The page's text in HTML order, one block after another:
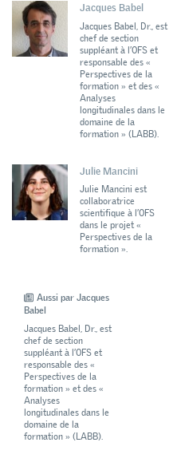
Jacques Babel
Jacques Babel, Dr., est
chef de section
suppléant à l’OFS et
responsable des «
Perspectives de la
formation » et des «
Analyses
longitudinales dans le
domaine de la
formation » (LABB).
Julie Mancini
Julie Mancini est
collaboratrice
scientifique à l’OFS
dans le projet «
Perspectives de la
formation ».
Aussi par Jacques
Babel
Jacques Babel, Dr., est
chef de section
suppléant à l’OFS et
responsable des «
Perspectives de la
formation » et des «
Analyses
longitudinales dans le
domaine de la
formation » (LABB).